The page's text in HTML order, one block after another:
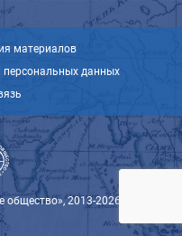
материалов
данных
общество», 2013-2026